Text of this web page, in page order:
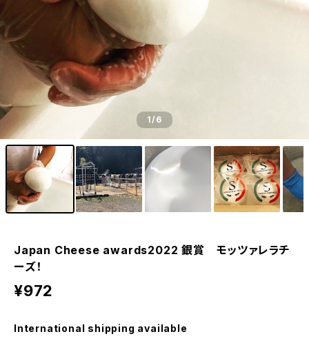
1/6
Japan Cheese awards2022 銀賞 モッツァレラチ
ーズ！
¥972
International shipping available